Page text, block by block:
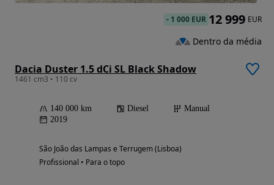
Dacia Duster 1.5 dCi SL Black Shadow
1461 cm3 • 110 cv
140 000 km Diesel
Manual
2019
São João das Lampas e Terrugem (Lisboa)
Profissional • Para o topo
- 1 000 EUR 12 999 EUR
Dentro da média